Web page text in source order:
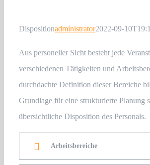
Dispositionadministrator2022-09-
Aus personeller Sicht besteht jede
verschiedenen Tätigkeiten und
durchdachte Definition dieser Bereiche
Grundlage für eine strukturierte Planung
übersichtliche Disposition des Personals.
Arbeitsbereiche